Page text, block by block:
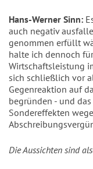
Hans-Werner Sinn:
auch negativ
genommen erfüllt
halte ich dennoch
Wirtschaftsleistung
sich schließlich vor
Gegenreaktion auf
begründen - und
Sondereffekten
Die Aussichten sind